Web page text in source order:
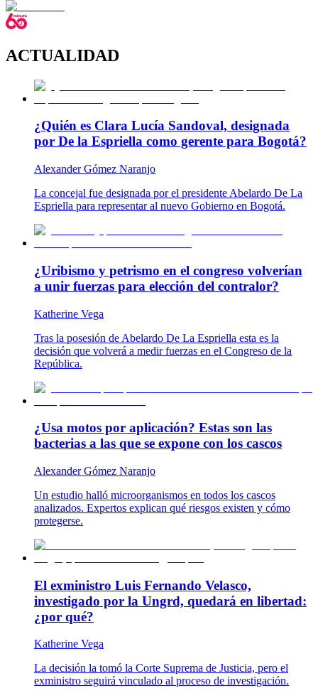
ACTUALIDAD
¿Quién es Clara Lucía Sandoval, designada
por De la Espriella como gerente para Bogotá?
Alexander Gómez Naranjo
La concejal fue designada por el presidente Abelardo De La
Espriella para representar al nuevo Gobierno en Bogotá.
¿Uribismo y petrismo en el congreso volverían
a unir fuerzas para elección del contralor?
Katherine Vega
Tras la posesión de Abelardo De La Espriella esta es la
decisión que volverá a medir fuerzas en el Congreso de la
República.
¿Usa motos por aplicación? Estas son las
bacterias a las que se expone con los cascos
Alexander Gómez Naranjo
Un estudio halló microorganismos en todos los cascos
analizados. Expertos explican qué riesgos existen y cómo
protegerse.
El exministro Luis Fernando Velasco,
investigado por la Ungrd, quedará en libertad:
¿por qué?
Katherine Vega
La decisión la tomó la Corte Suprema de Justicia, pero el
exministro seguirá vinculado al proceso de investigación.